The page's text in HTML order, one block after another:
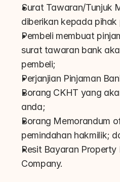
Surat Tawaran/Tunjuk
diberikan kepada pihak
Pembeli membuat
surat tawaran bank
pembeli;
Perjanjian Pinjaman
Borang CKHT yang
anda;
Borang Memorandum
pemindahan hakmilik;
Resit Bayaran
Company.